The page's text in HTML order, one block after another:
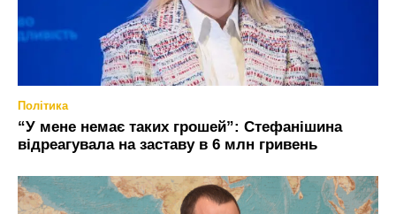
Політика
“У мене немає таких грошей”: Стефанішина
відреагувала на заставу в 6 млн гривень